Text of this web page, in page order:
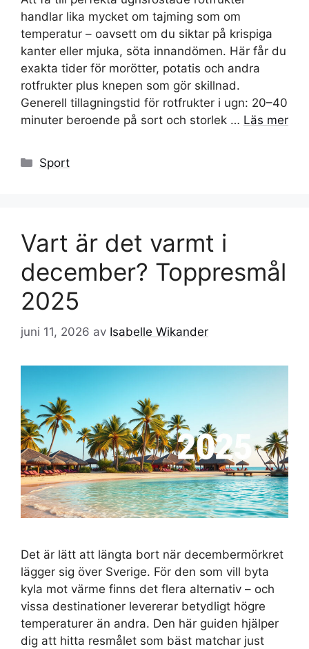
handlar lika mycket om tajming som om
temperatur – oavsett om du siktar på krispiga
kanter eller mjuka, söta innandömen. Här får du
exakta tider för morötter, potatis och andra
rotfrukter plus knepen som gör skillnad.
Generell tillagningstid för rotfrukter i ugn: 20–40
minuter beroende på sort och storlek … Läs mer
Kategorier
Sport
Vart är det varmt i
december? Toppresmål
2025
juni 11, 2026 av Isabelle Wikander
Det är lätt att längta bort när decembermörkret
lägger sig över Sverige. För den som vill byta
kyla mot värme finns det flera alternativ – och
vissa destinationer levererar betydligt högre
temperaturer än andra. Den här guiden hjälper
dig att hitta resmålet som bäst matchar just